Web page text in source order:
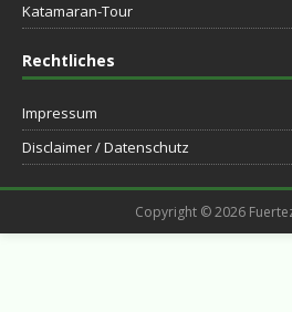
Katamaran-Tour
Rechtliches
Impressum
Disclaimer / Datenschutz
Copyright © 2026